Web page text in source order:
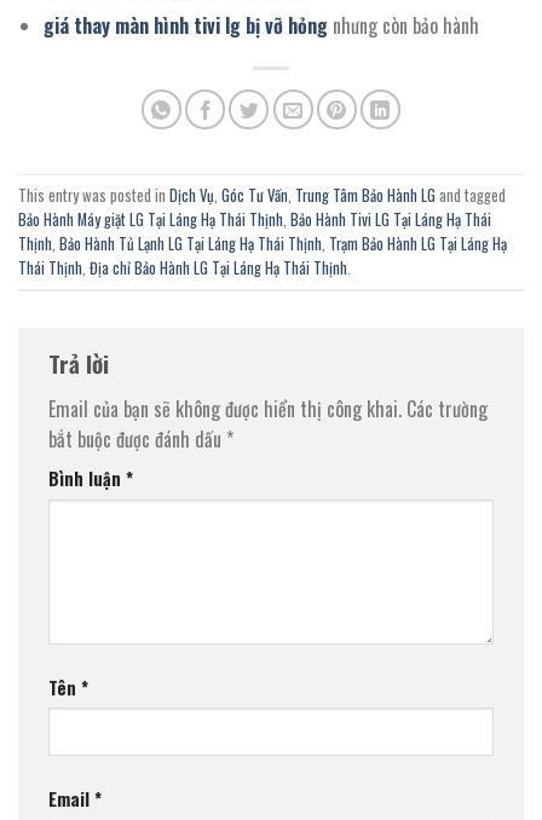
giá thay màn hình tivi lg bị vỡ hỏngnhưng còn bảo hành
This entry was posted in Dịch Vụ Góc Tư Vấn Trung Tâm Bảo Hành LG and tagged
Bảo Hành Máy giặt LG Tại Láng Hạ Thái Thịnh Bảo Hành Tivi LG Tại Láng Hạ Thái
Thịnh Bảo Hành Tủ Lạnh LG Tại Láng Hạ Thái Thịnh Trạm Bảo Hành LG Tại Láng Hạ
Thái Thịnh Địa chỉ Bảo Hành LG Tại Láng Hạ Thái Thịnh
Trả lời
Email của bạn sẽ không được hiển thị công khai. Các trường
bắt buộc được đánh dấu *
Bình luận *
Tên *
Email*